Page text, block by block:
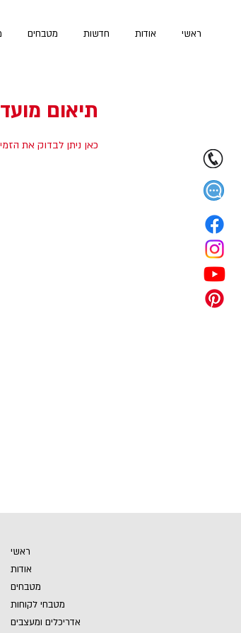
ראשי אודות חדשות מטבחים
תיאום
כאן ניתן לבדוק את
ראשי
אודות
מטבחים
מטבחי לקוחות
אדריכלים ומעצבים